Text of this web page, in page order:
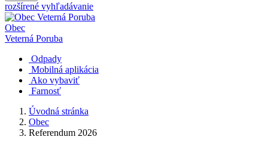
rozšírené vyhľadávanie
Obec
Veterná Poruba
Odpady
Mobilná aplikácia
Ako vybaviť
Farnosť
Úvodná stránka
Obec
Referendum 2026